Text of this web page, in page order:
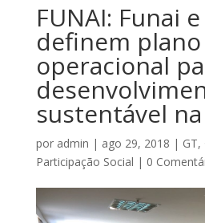
FUNAI: Funai
definem plano
operacional
sustentável
por admin | ago 29, 2018 | GT,
Participação Social | 0